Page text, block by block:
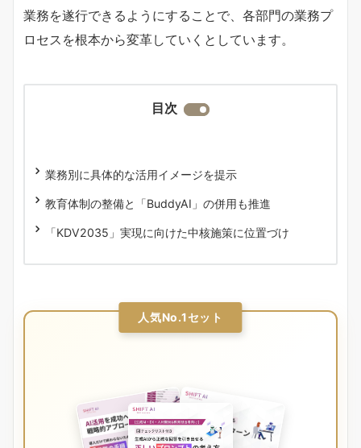
業務を遂行できるようにすることで、各部門の業務プ
ロセスを根本から変革していくとしています。
目次
業務別に具体的な活用イメージを提示
教育体制の整備と「BuddyAI」の併用も推進
「KDV2035」実現に向けた中核施策に位置づけ
人気No.1セット